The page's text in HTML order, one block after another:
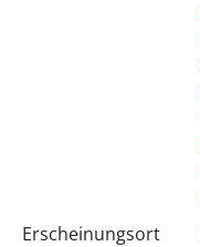
Erscheinungsort